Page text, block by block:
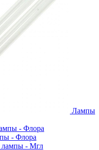
Лампы
- Флора